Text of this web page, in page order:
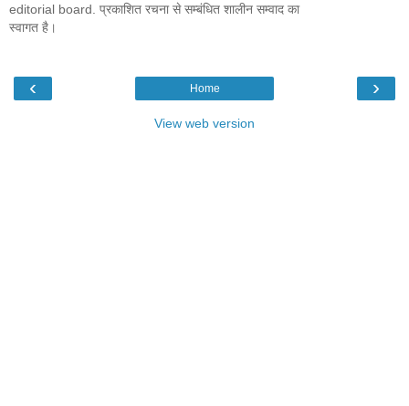
editorial board. प्रकाशित रचना से सम्बंधित शालीन सम्वाद का
स्वागत है।
‹ ›
Home
View web version